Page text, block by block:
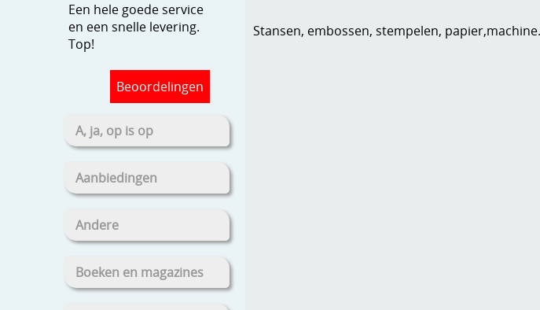
Een hele goede service
en een snelle levering.
Top!
Beoordelingen
A, ja, op is op
Aanbiedingen
Andere
Boeken en magazines
Stansen, embossen, stempelen,